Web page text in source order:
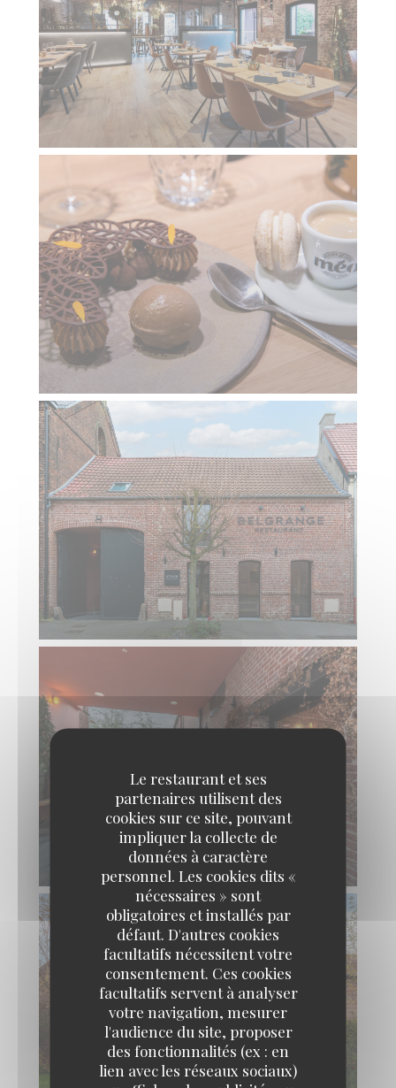
Le restaurant et ses
partenaires utilisent des
cookies sur ce site, pouvant
impliquer la collecte de
données à caractère
personnel. Les cookies dits «
nécessaires » sont
obligatoires et installés par
défaut. D'autres cookies
facultatifs nécessitent votre
consentement. Ces cookies
facultatifs servent à analyser
votre navigation, mesurer
l'audience du site, proposer
des fonctionnalités (ex : en
lien avec les réseaux sociaux)